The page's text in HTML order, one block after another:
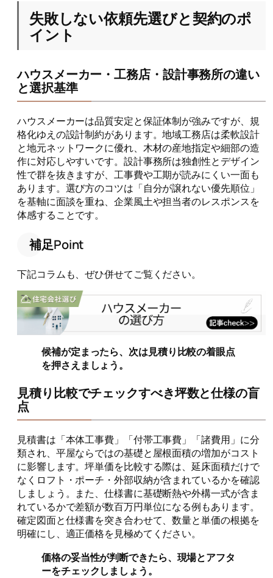
失敗しない依頼先選びと契約のポ
イント
ハウスメーカー・工務店・設計事務所の違い
と選択基準
ハウスメーカーは品質安定と保証体制が強みですが、規
格化ゆえの設計制約があります。地域工務店は柔軟設計
と地元ネットワークに優れ、木材の産地指定や細部の造
作に対応しやすいです。設計事務所は独創性とデザイン
性で群を抜きますが、工事費や工期が読みにくい一面も
あります。選び方のコツは「自分が譲れない優先順位」
を基軸に面談を重ね、企業風土や担当者のレスポンスを
体感することです。
補足Point
下記コラムも、ぜひ併せてご覧ください。
候補が定まったら、次は見積り比較の着眼点
を押さえましょう。
見積り比較でチェックすべき坪数と仕様の盲
点
見積書は「本体工事費」「付帯工事費」「諸費用」に分
類され、平屋ならではの基礎と屋根面積の増加がコスト
に影響します。坪単価を比較する際は、延床面積だけで
なくロフト・ポーチ・外部収納が含まれているかを確認
しましょう。また、仕様書に基礎断熱や外構一式が含ま
れているかで差額が数百万円単位になる例もあります。
確定図面と仕様書を突き合わせて、数量と単価の根拠を
明確にし、適正価格を見極めてください。
価格の妥当性が判断できたら、現場とアフタ
ーをチェックしましょう。